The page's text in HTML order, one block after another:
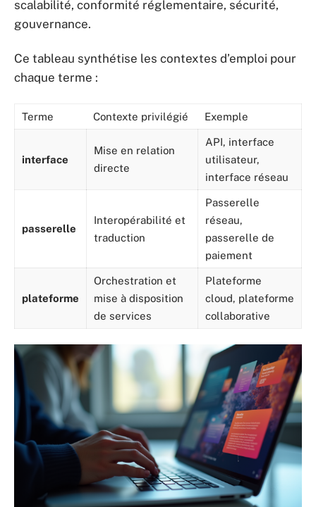
scalabilité, conformité réglementaire, sécurité,
gouvernance.
Ce tableau synthétise les contextes d’emploi pour
chaque terme :
Terme Contexte privilégié Exemple
interface
Mise en relation
directe
API, interface
utilisateur,
interface réseau
passerelle
Interopérabilité et
traduction
Passerelle
réseau,
passerelle de
paiement
plateforme
Orchestration et
mise à disposition
de services
Plateforme
cloud, plateforme
collaborative